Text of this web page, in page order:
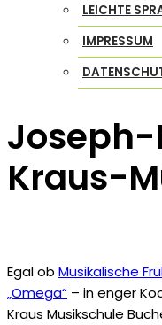
LEICHTE
IMPRESSUM
Kraus-
Egal ob Musikalische
„Omega“ – in enger
Kraus Musikschule